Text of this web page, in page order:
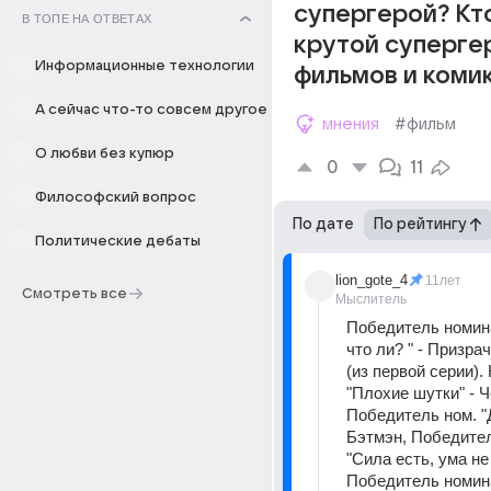
В ТОПЕ НА ОТВЕТАХ
Информационные технологии
А сейчас что-то совсем другое
О любви без купюр
Философский вопрос
Политические дебаты
Смотреть все
супергерой?
крутой
фильмов и
мнения #фильм
0 11
По дате По рейтингу
lion_gote_4
Мыслитель
11лет
Победитель
что ли? " -
(из первой
"Плохие шутки" -
Победитель ном.
Бэтмэн,
"Сила есть, ума
Победитель